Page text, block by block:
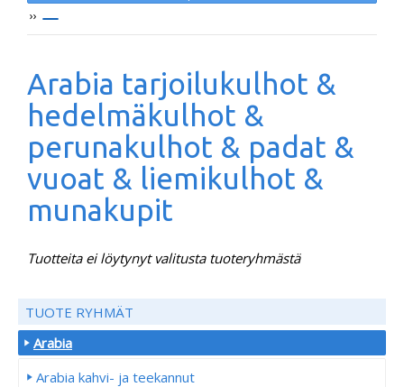
››
Arabia tarjoilukulhot &
hedelmäkulhot &
perunakulhot & padat &
vuoat & liemikulhot &
munakupit
Tuotteita ei löytynyt valitusta tuoteryhmästä
TUOTE RYHMÄT
Arabia
Arabia kahvi- ja teekannut